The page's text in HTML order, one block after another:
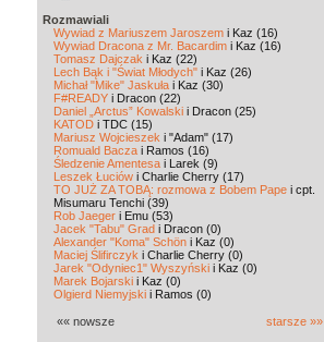
Rozmawiali
Wywiad z Mariuszem Jaroszem i Kaz (16)
Wywiad Dracona z Mr. Bacardim i Kaz (16)
Tomasz Dajczak i Kaz (22)
Lech Bąk i "Świat Młodych" i Kaz (26)
Michał "Mike" Jaskuła i Kaz (30)
F#READY i Dracon (22)
Daniel „Arctus” Kowalski i Dracon (25)
KATOD i TDC (15)
Mariusz Wojcieszek i "Adam" (17)
Romuald Bacza i Ramos (16)
Śledzenie Amentesa i Larek (9)
Leszek Łuciów i Charlie Cherry (17)
TO JUŻ ZA TOBĄ: rozmowa z Bobem Pape i cpt.
Misumaru Tenchi (39)
Rob Jaeger i Emu (53)
Jacek "Tabu" Grad i Dracon (0)
Alexander "Koma" Schön i Kaz (0)
Maciej Ślifirczyk i Charlie Cherry (0)
Jarek "Odyniec1" Wyszyński i Kaz (0)
Marek Bojarski i Kaz (0)
Olgierd Niemyjski i Ramos (0)
«« nowsze starsze »»